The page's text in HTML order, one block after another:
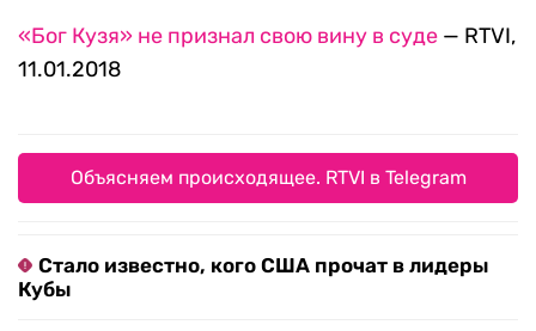
«Бог Кузя» не признал свою вину в суде — RTVI,
11.01.2018
Объясняем происходящее. RTVI в Telegram
Стало известно, кого США прочат в лидеры
Кубы